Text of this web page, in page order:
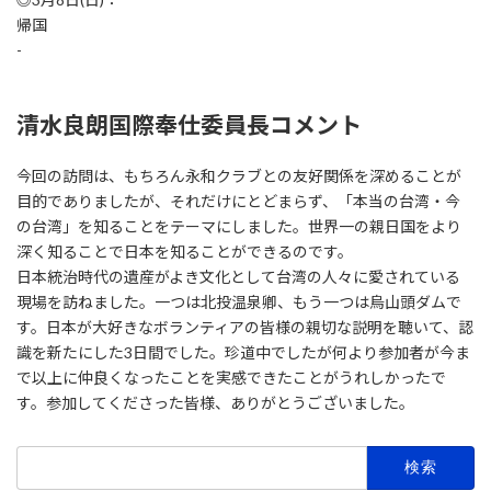
帰国
-
清水良朗国際奉仕委員長コメント
今回の訪問は、もちろん永和クラブとの友好関係を深めることが
目的でありましたが、それだけにとどまらず、「本当の台湾・今
の台湾」を知ることをテーマにしました。世界一の親日国をより
深く知ることで日本を知ることができるのです。
日本統治時代の遺産がよき文化として台湾の人々に愛されている
現場を訪ねました。一つは北投温泉卿、もう一つは烏山頭ダムで
す。日本が大好きなボランティアの皆様の親切な説明を聴いて、認
識を新たにした3日間でした。珍道中でしたが何より参加者が今ま
で以上に仲良くなったことを実感できたことがうれしかったで
す。参加してくださった皆様、ありがとうございました。